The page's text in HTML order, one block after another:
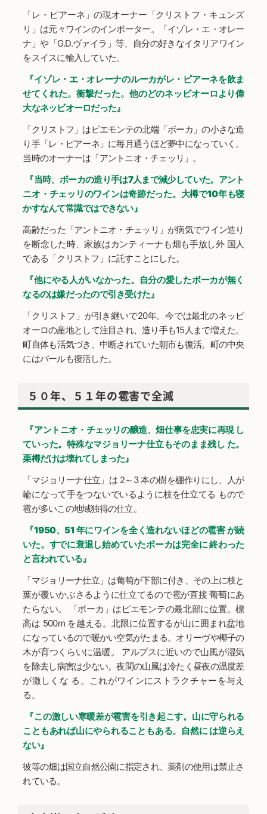
「レ・ピアーネ」の現オーナー「クリストフ・キュンズ
リ」は元々ワインのインポーター。「イゾレ・エ・オレー
ナ」や「G.D.ヴァイラ」等、自分の好きなイタリアワイン
をスイスに輸入していた。
『イゾレ・エ・オレーナのルーカがレ・ピアーネを飲ま
せてくれた。衝撃だった。他のどのネッビオーロより偉
大なネッビオーロだった』
「クリストフ」はピエモンテの北端「ボーカ」の小さな造
り手「レ・ピアーネ」に毎月通うほど夢中になっていく。
当時のオーナーは「アントニオ・チェッリ」。
『当時、ボーカの造り手は7人まで減少していた。アント
ニオ・チェッリのワインは奇跡だった。大樽で10年も寝
かすなんて常識ではできない』
高齢だった「アントニオ・チェッリ」が病気でワイン造り
を断念した時、家族はカンティーナも畑も手放し外 国人
である「クリストフ」に託すことにした。
『他にやる人がいなかった。自分の愛したボーカが無く
なるのは嫌だったので引き受けた』
「クリストフ」が引き継いで20年。今では最北のネッビ
オーロの産地として注目され、造り手も15人まで増えた。
町自体も活気づき、中断されていた朝市も復活。町の中央
にはバールも復活した。
５０年、５１年の雹害で全滅
『アントニオ・チェッリの醸造、畑仕事を忠実に再現 し
ていった。特殊なマジョリーナ仕立もそのまま残し た。
栗樽だけは壊れてしまった』
「マジョリーナ仕立」は 2～3 本の樹を棚作りにし、人が
輪になって手をつないでいるように枝を仕立てる もので
雹が多いこの地域独得の仕立。
『1950、51 年にワインを全く造れないほどの雹害 が続
いた。すでに衰退し始めていたボーカは完全に 終わった
と言われている』
「マジョリーナ仕立」は葡萄が下部に付き、その上に枝と
葉が覆いかぶさるように仕立てるので雹が直接 葡萄にあ
たらない。 「ボーカ」はピエモンテの最北部に位置。標
高は 500m を越える。北限に位置するが山に囲まれ盆地
になっているので暖かい空気がたまる。オリーヴや椰子の
木が育つくらいに温暖。 アルプスに近いので山風が湿気
を除去し病害は少ない。夜間の山風は冷たく昼夜の温度差
が激しくな る。これがワインにストラクチャーを与え
る。
『この激しい寒暖差が雹害を引き起こす。山に守られる
こともあれば山にやられることもある。自然に は逆らえ
ない』
彼等の畑は国立自然公園に指定され、薬剤の使用は禁止さ
れている。